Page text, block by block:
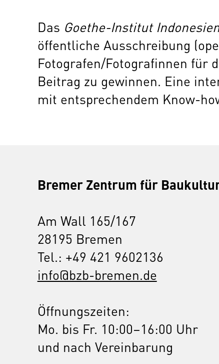
Das Goethe-Institut
öffentliche Ausschreibung
Fotografen/Fotografinnen für
Beitrag zu gewinnen. Eine
mit entsprechendem Know-
Bremer Zentrum für
Am Wall 165/167
28195 Bremen
Tel.: +49 421 9602136
info@bzb-bremen.de
Öffnungszeiten:
Mo. bis Fr. 10:00–16:00 Uhr
und nach Vereinbarung